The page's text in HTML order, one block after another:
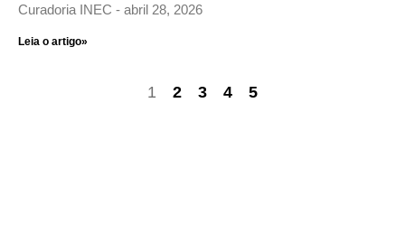
Curadoria INEC abril 28, 2026
Leia o artigo»
1 2 3 4 5